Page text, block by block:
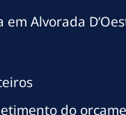
em Alvorada
do